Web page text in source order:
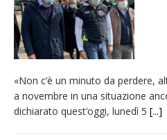
«Non c’è un minuto da perdere,
a novembre in una situazione
dichiarato quest’oggi, lunedì 5 [...]